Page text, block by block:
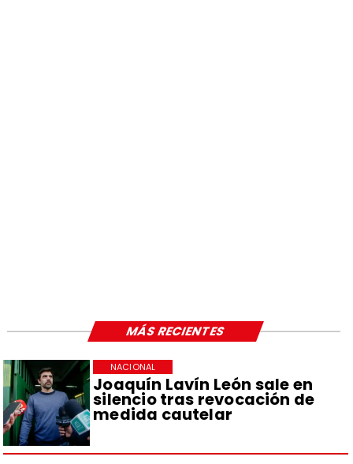
Joaquín Lavín León sale en
silencio tras revocación de
medida cautelar
NACIONAL
MÁS RECIENTES